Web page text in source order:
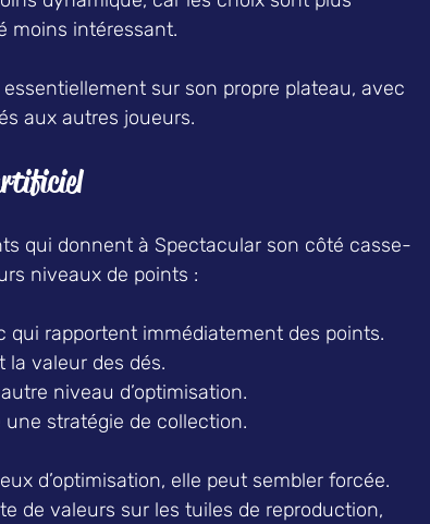
moins intéressant.
sur son propre plateau, avec
aux autres joueurs.
qui donnent à Spectacular son côté casse-
niveaux de points :
qui rapportent immédiatement des points.
la valeur des dés.
niveau d’optimisation.
stratégie de collection.
d’optimisation, elle peut sembler forcée.
de valeurs sur les tuiles de reproduction,